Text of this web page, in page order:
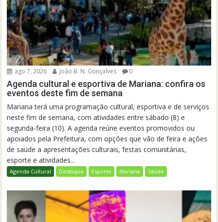
ago 7, 2026 João B. N. Gonçalves 0
Agenda cultural e esportiva de Mariana: confira os
eventos deste fim de semana
Mariana terá uma programação cultural, esportiva e de serviços
neste fim de semana, com atividades entre sábado (8) e
segunda-feira (10). A agenda reúne eventos promovidos ou
apoiados pela Prefeitura, com opções que vão de feira e ações
de saúde a apresentações culturais, festas comunitárias,
esporte e atividades...
Agenda Cultural Destaque Esporte Mariana Saúde